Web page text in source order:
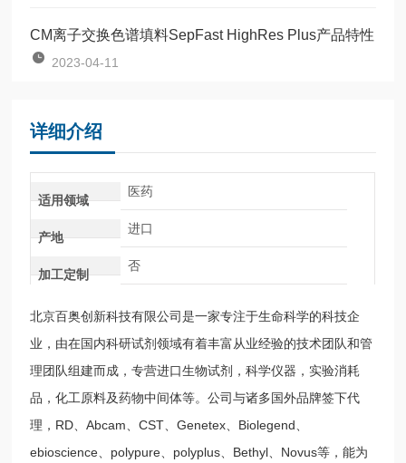
CM离子交换色谱填料SepFast HighRes Plus产品特性
2023-04-11
详细介绍
适用领域
医药
产地
进口
加工定制
否
北京百奥创新科技有限公司是一家专注于生命科学的科技企
业，由在国内科研试剂领域有着丰富从业经验的技术团队和管
理团队组建而成，专营进口生物试剂，科学仪器，实验消耗
品，化工原料及药物中间体等。公司与诸多国外品牌签下代
理，RD、Abcam、CST、Genetex、Biolegend、
ebioscience、polypure、polyplus、Bethyl、Novus等，能为